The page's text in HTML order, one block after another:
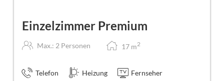
Einzelzimmer Premium
Max.: 2 Personen 17 m2
Telefon Heizung
Fernseher